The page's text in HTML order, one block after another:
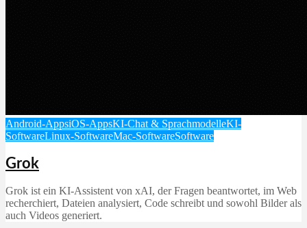
Android-AppsiOS-AppsKI-Chat & SprachmodelleKI-
SoftwareLinux-SoftwareMac-SoftwareSoftware
Grok
Grok ist ein KI‑Assistent von xAI, der Fragen beantwortet, im Web
recherchiert, Dateien analysiert, Code schreibt und sowohl Bilder als
auch Videos generiert.